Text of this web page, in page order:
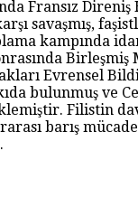
Fransız
savaşmış,
kampında
Evrensel
bulunmuş ve
Filistin
barış